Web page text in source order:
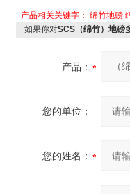
产品相关关键字： 绵竹地磅
如果你对SCS（绵竹）地磅
产品：
您的单位：
您的姓名：